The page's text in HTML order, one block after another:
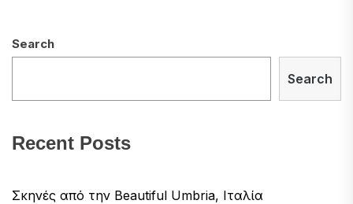
Search
Search
Recent Posts
Σκηνές από την Beautiful Umbria, Ιταλία